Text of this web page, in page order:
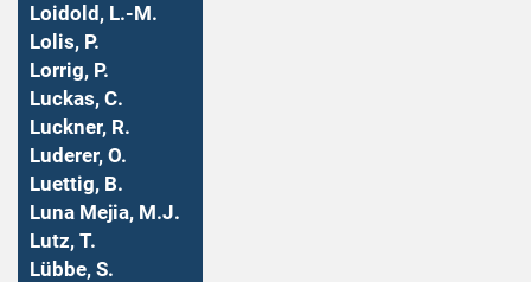
Loidold, L.-M.
Lolis, P.
Lorrig, P.
Luckas, C.
Luckner, R.
Luderer, O.
Luettig, B.
Luna Mejia, M.J.
Lutz, T.
Lübbe, S.